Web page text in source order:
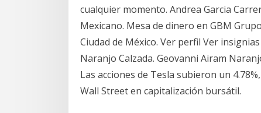
cualquier momento. Andrea Garcia
Mexicano. Mesa de dinero en GBM
Ciudad de México. Ver perfil Ver
Naranjo Calzada. Geovanni Airam
Las acciones de Tesla subieron un
Wall Street en capitalización bursátil.